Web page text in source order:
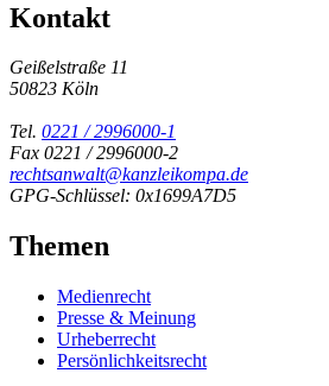
Kontakt
Geißelstraße 11
50823 Köln
Tel. 0221 / 2996000-1
Fax 0221 / 2996000-2
rechtsanwalt@kanzleikompa.de
GPG-Schlüssel: 0x1699A7D5
Themen
Medienrecht
Presse & Meinung
Urheberrecht
Persönlichkeitsrecht